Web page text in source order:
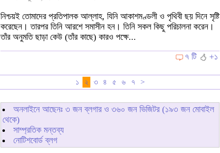
নিশ্চয়ই তোমাদের প্রতিপালক আল্লাহ, যিনি আকাশমণ্ডলী ও পৃথিবী ছয় দিনে সৃষ্টি
করেছেন। তারপর তিনি আরশে সমাসীন হন। তিনি সকল কিছু পরিচালনা করেন।
তাঁর অনুমতি ছাড়া কেউ (তাঁর কাছে) কারও পক্ষে...
৭ টি
+১
১ ২ ৩ ৪ ৫ ৬ ৭ >
অনলাইনে আছেনঃ ৩ জন ব্লগার ও ৩৬০ জন ভিজিটর (১৯৩ জন মোবাইল
থেকে)
সাম্প্রতিক মন্তব্য
নোটিশবোর্ড ব্লগ